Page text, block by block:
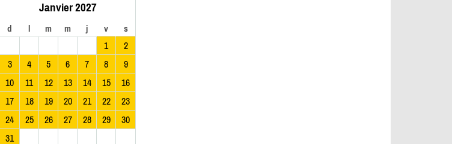
Janvier 2027
d l m m j v s
1
2
3
4 5 6 7 8
9
10
11 12 13 14 15
16
17
18 19 20 21 22
23
24
25 26 27 28 29
30
31